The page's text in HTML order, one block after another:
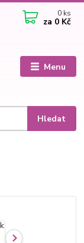
Menu
Hledat
0 ks
za 0 Kč